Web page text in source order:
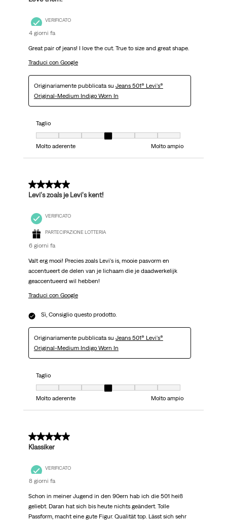
VERIFICATO
4 giorni fa
Great pair of jeans! I love the cut. True to size and great shape.
Traduci con Google
Originariamente pubblicata su Jeans 501® Levi's®
Original-Medium Indigo Worn In
Taglio
Taglio, 4 su 7, dove 1 è uguale a Molto aderente e 7 è uguale a Molto
Molto aderente
Molto ampio
5 su 5 stelle.
Levi's zoals je Levi's kent!
VERIFICATO
PARTECIPAZIONE LOTTERIA
6 giorni fa
Valt erg mooi! Precies zoals Levi's is, mooie pasvorm en
accentueert de delen van je lichaam die je daadwerkelijk
geaccentueerd wil hebben!
Traduci con Google
Sì, Consiglio questo prodotto.
Originariamente pubblicata su Jeans 501® Levi's®
Original-Medium Indigo Worn In
Taglio
Taglio, 4 su 7, dove 1 è uguale a Molto aderente e 7 è uguale a Molto
Molto aderente
Molto ampio
5 su 5 stelle.
Klassiker
VERIFICATO
8 giorni fa
Schon in meiner Jugend in den 90ern hab ich die 501 heiß
geliebt. Daran hat sich bis heute nichts geändert. Tolle
Passform, macht eine gute Figur. Qualität top. Lässt sich sehr